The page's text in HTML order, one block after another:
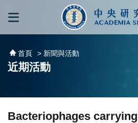
跳到主要內容區塊
首頁 > 新聞與活動
近期活動
Bacteriophages carrying